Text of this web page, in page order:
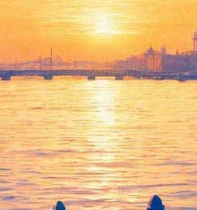
для печати
«Фонтанки» #безантракта вы
Главный музей страны
прямых эфиров. В 13.00, зайдя
снова побываете в хранилище
вас ждет неописуемая красота
живописи и витрин.